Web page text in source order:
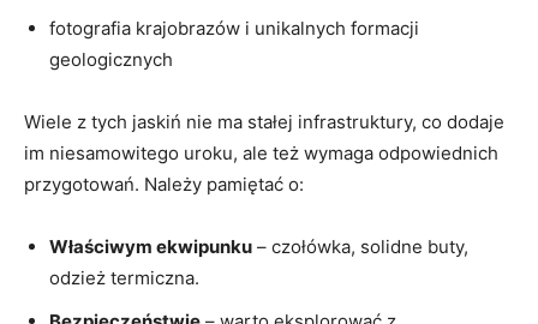
fotografia krajobrazów i⁣ unikalnych formacji
geologicznych
Wiele z ​tych jaskiń ‍nie ma stałej infrastruktury, co dodaje⁢
im niesamowitego uroku, ale też wymaga ‍odpowiednich⁣
przygotowań. Należy pamiętać ​o:
Właściwym ekwipunku – czołówka,‌ solidne buty,‌
odzież⁢ termiczna.